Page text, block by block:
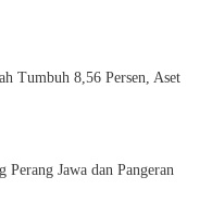
Tumbuh 8,56 Persen, Aset
Perang Jawa dan Pangeran